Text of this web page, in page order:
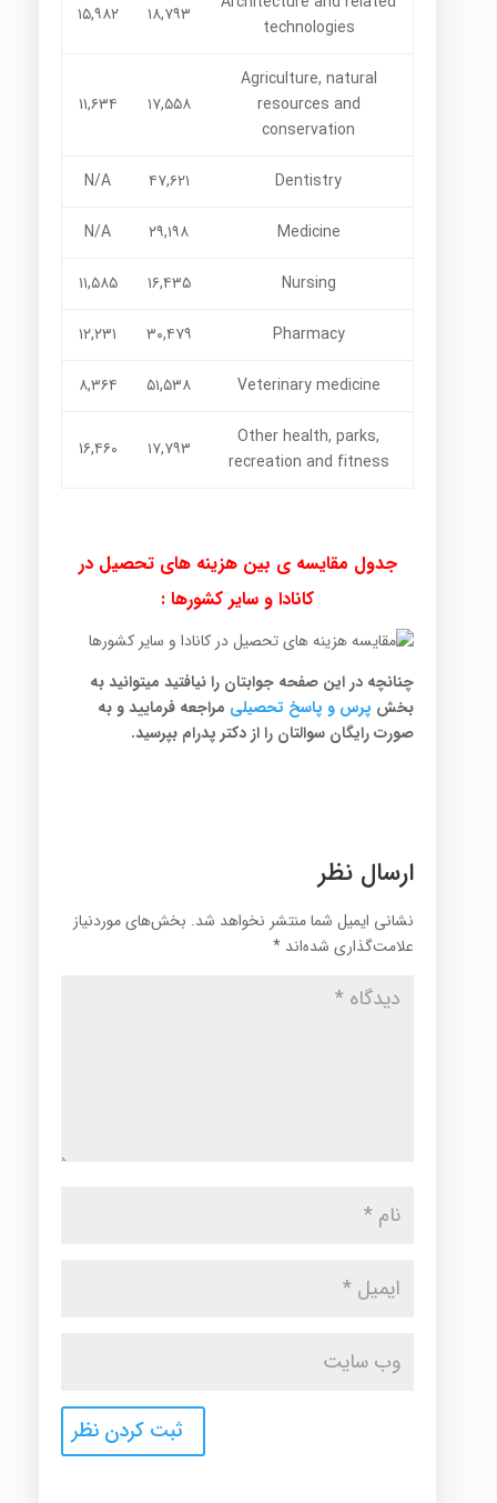
technologies
۱۸,۷۹۳ ۱۵,۹۸۲
Agriculture, natural
resources and
conservation
۱۷,۵۵۸ ۱۱,۶۳۴
Dentistry ۴۷,۶۲۱ N/A
Medicine ۲۹,۱۹۸ N/A
Nursing ۱۶,۴۳۵ ۱۱,۵۸۵
Pharmacy ۳۰,۴۷۹ ۱۲,۲۳۱
Veterinary medicine ۵۱,۵۳۸ ۸,۳۶۴
Other health, parks,
recreation and fitness
۱۷,۷۹۳ ۱۶,۴۶۰
جدول مقایسه ی بین هزینه های تحصیل در
کانادا و سایر کشورها :
چنانچه در این صفحه جوابتان را نیافتید میتوانید به
بخش پرس و پاسخ تحصیلی مراجعه فرمایید و به
صورت رایگان سوالتان را از دکتر پدرام بپرسید.
ارسال نظر
نشانی ایمیل شما منتشر نخواهد شد. بخش‌های موردنیاز
علامت‌گذاری شده‌اند *